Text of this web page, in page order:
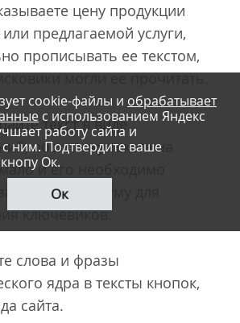
цену продукции
предлагаемой услуги,
прописывать ее текстом,
могли ее прочитать.
текст в виде
поскольку текста на
и его необходимо
по-максимуму для
ключевиков.
слова и фразы
ядра в тексты кнопок,
сайта.
cookie-файлы и обрабатывает
с использованием Яндекс
работу сайта и
ним. Подтвердите ваше
Ок.
Ок